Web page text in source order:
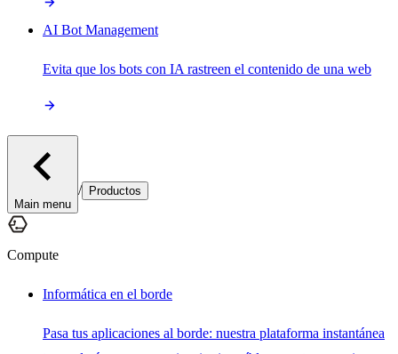
AI Bot Management
Evita que los bots con IA rastreen el contenido de una web
Main menu
/ Productos
Compute
Informática en el borde
Pasa tus aplicaciones al borde: nuestra plataforma instantánea